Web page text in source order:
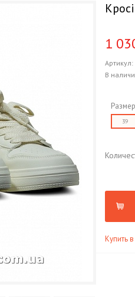
1
Артикул:
В
39
Купить